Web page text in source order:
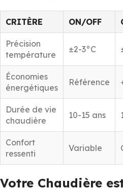
CRITÈRE ON/OFF
Précision
température
±2-3°C
Économies
énergétiques
Référence
Durée de vie
chaudière
10-15 ans
Confort
ressenti
Variable
Votre Chaudière